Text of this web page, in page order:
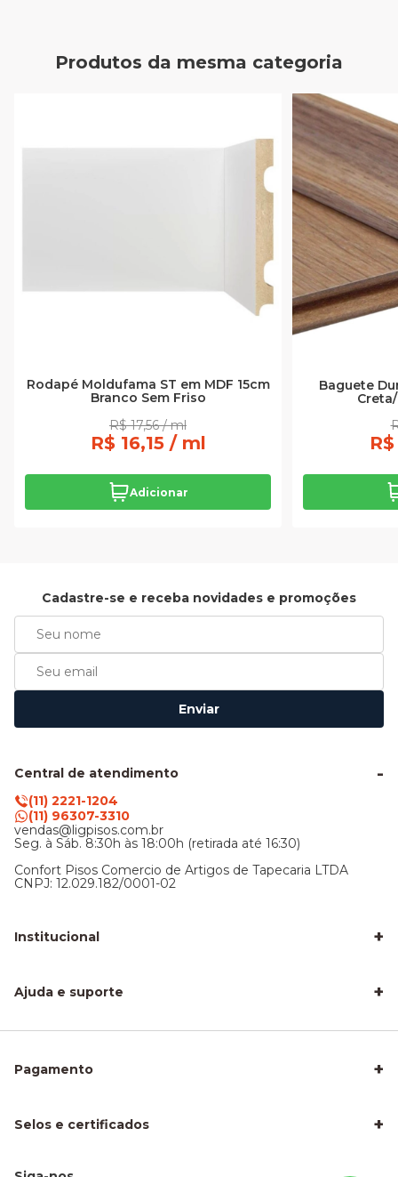
Produtos da mesma categoria
Rodapé Moldufama ST em MDF 15cm
Branco Sem Friso
R$ 17,56 / ml
R$ 16,15 / ml
Adicionar
Baguete
Cadastre-se e receba novidades e promoções
Enviar
Central de atendimento
(11) 2221-1204
(11) 96307-3310
vendas@ligpisos.com.br
Seg. à Sáb. 8:30h às 18:00h (retirada até 16:30)
Confort Pisos Comercio de Artigos de Tapecaria LTDA
CNPJ: 12.029.182/0001-02
Institucional +
Sobre nós
Nossa Loja
Ajuda e suporte +
Frete e entrega
Como Calcular a Área do seu Piso
Piso Laminado para Sala
Pagamento +
Selos e certificados +